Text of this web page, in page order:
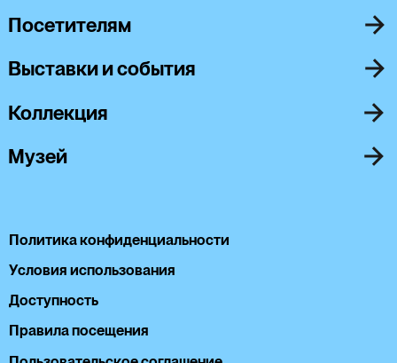
Политика конфиденциальности
Условия использования
Доступность
Правила посещения
Посетителям
Выставки и события
Коллекция
Музей